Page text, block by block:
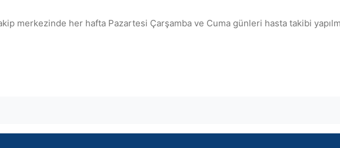
merkezinde her hafta Pazartesi Çarşamba ve Cuma günleri hasta takibi